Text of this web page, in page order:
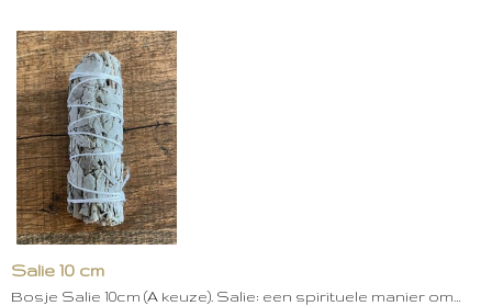
Salie 10 cm
Bosje Salie 10cm (A keuze). Salie: een spirituele manier om…